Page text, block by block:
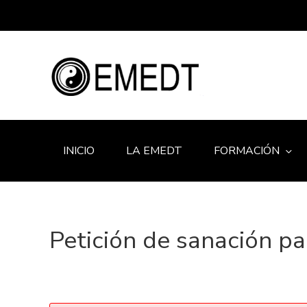
INICIO LA EMEDT FORMACIÓN
Petición de sanación